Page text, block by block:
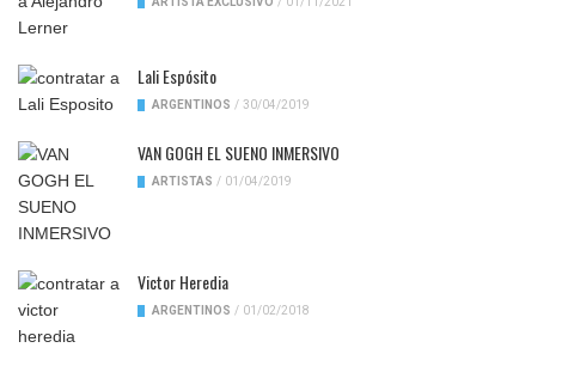
Lali Espósito
ARGENTINOS / 30/04/2019
VAN GOGH EL SUENO INMERSIVO
ARTISTAS / 01/04/2019
Victor Heredia
ARGENTINOS / 01/02/2018